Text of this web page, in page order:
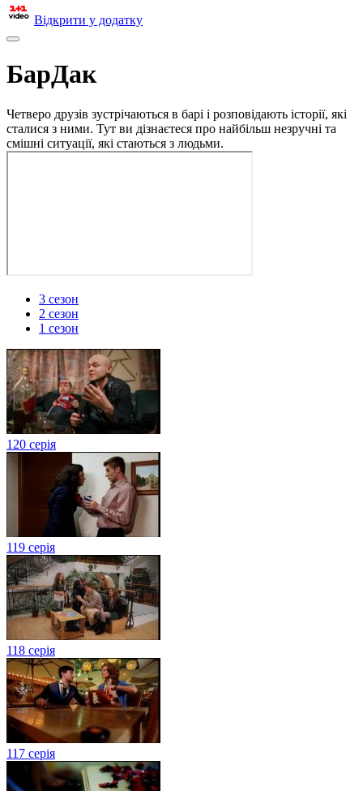
Відкрити у додатку
БарДак
Четверо друзів зустрічаються в барі і розповідають історії, які
сталися з ними. Тут ви дізнаєтеся про найбільш незручні та
смішні ситуації, які стаються з людьми.
3 сезон
2 сезон
1 сезон
120 серія
119 серія
118 серія
117 серія